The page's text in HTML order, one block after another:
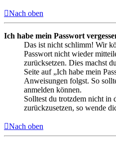
Nach oben
Ich habe mein Passwort
Das ist nicht schlimm! Wir
Passwort nicht wieder
zurücksetzen. Dies machst
Seite auf „Ich habe mein
Anweisungen folgst. So
anmelden können.
Solltest du trotzdem nicht in
zurückzusetzen, so wende
Nach oben